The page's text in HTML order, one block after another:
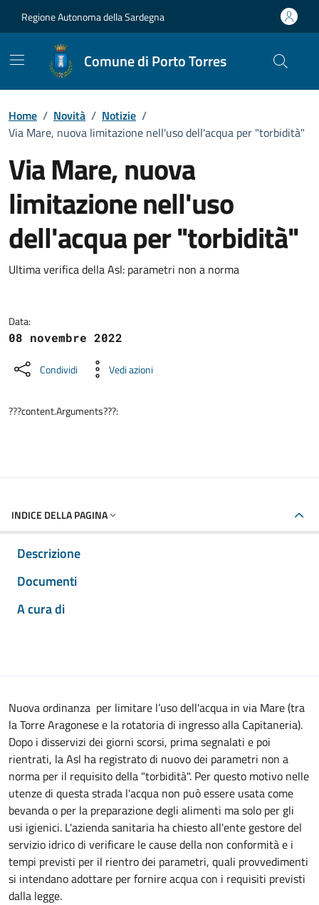
Regione Autonoma della Sardegna
Comune di Porto Torres
Home / Novità / Notizie /
Via Mare, nuova limitazione nell'uso dell'acqua per "torbidità"
Via Mare, nuova
limitazione nell'uso
dell'acqua per "torbidità"
Dettagli della notizia
Ultima verifica della Asl: parametri non a norma
Data:
08 novembre 2022
Condividi Vedi azioni
???content.Arguments???:
INDICE DELLA PAGINA
Descrizione
Documenti
A cura di
Nuova ordinanza per limitare l’uso dell'acqua in via Mare (tra
la Torre Aragonese e la rotatoria di ingresso alla Capitaneria).
Dopo i disservizi dei giorni scorsi, prima segnalati e poi
rientrati, la Asl ha registrato di nuovo dei parametri non a
norma per il requisito della "torbidità". Per questo motivo nelle
utenze di questa strada l'acqua non può essere usata come
bevanda o per la preparazione degli alimenti ma solo per gli
usi igienici. L'azienda sanitaria ha chiesto all'ente gestore del
servizio idrico di verificare le cause della non conformità e i
tempi previsti per il rientro dei parametri, quali provvedimenti
si intendano adottare per fornire acqua con i requisiti previsti
dalla legge.